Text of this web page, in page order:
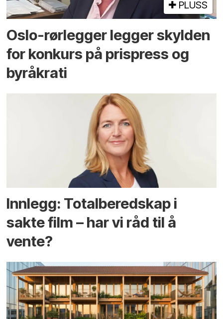
PLUSS
Oslo-rørlegger legger skylden
for konkurs på prispress og
byråkrati
Innlegg: Totalberedskap i
sakte film – har vi råd til å
vente?